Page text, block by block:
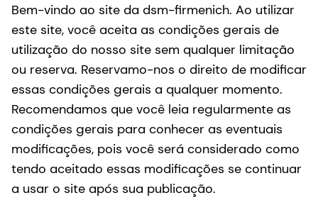
Bem-vindo ao site da dsm-firmenich. Ao utilizar
este site, você aceita as condições gerais de
utilização do nosso site sem qualquer limitação
ou reserva. Reservamo-nos o direito de modificar
essas condições gerais a qualquer momento.
Recomendamos que você leia regularmente as
condições gerais para conhecer as eventuais
modificações, pois você será considerado como
tendo aceitado essas modificações se continuar
a usar o site após sua publicação.